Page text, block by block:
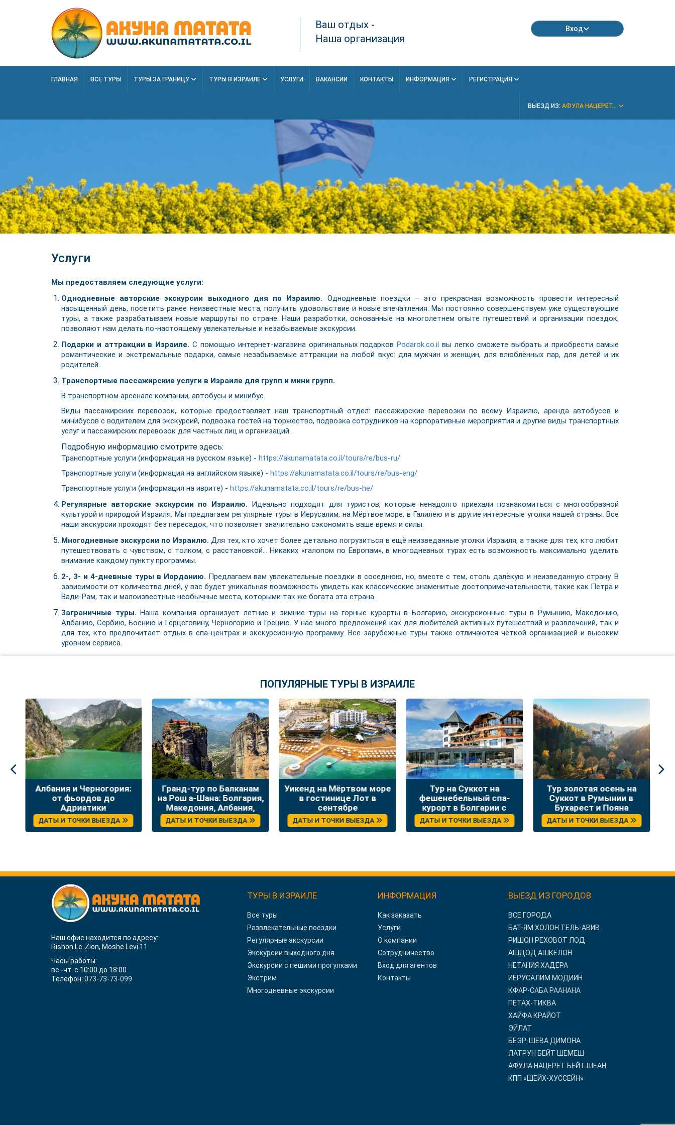
Ваш отдых -
Наша организация
Вход
ГЛАВНАЯ ВСЕ ТУРЫ ТУРЫ ЗА ГРАНИЦУ ТУРЫ В ИЗРАИЛЕ УСЛУГИ ВАКАНСИИ КОНТАКТЫ ИНФОРМАЦИЯ РЕГИСТРАЦИЯ
ВЫЕЗД ИЗ: АФУЛА НАЦЕРЕТ...
Услуги
Мы предоставляем следующие услуги:
Однодневные авторские экскурсии выходного дня по Израилю. Однодневные поездки – это прекрасная возможность провести интересный
насыщенный день, посетить ранее неизвестные места, получить удовольствие и новые впечатления. Мы постоянно совершенствуем уже существующие
туры, а также разрабатываем новые маршруты по стране. Наши разработки, основанные на многолетнем опыте путешествий и организации поездок,
позволяют нам делать по-настоящему увлекательные и незабываемые экскурсии.
Подарки и аттракции в Израиле. С помощью интернет-магазина оригинальных подарковPodarok.co.il вы легко сможете выбрать и приобрести самые
романтические и экстремальные подарки, самые незабываемые аттракции на любой вкус: для мужчин и женщин, для влюблённых пар, для детей и их
родителей.
Транспортные пассажирские услуги в Израиле для групп и мини групп.
В транспортном арсенале компании, автобусы и минибус.
Виды пассажирских перевозок, которые предоставляет наш транспортный отдел: пассажирские перевозки по всему Израилю, аренда автобусов и
минибусов с водителем для экскурсий, подвозка гостей на торжество, подвозка сотрудников на корпоративные мероприятия и другие виды транспортных
услуг и пассажирских перевозок для частных лиц и организаций.
Подробную информацию смотрите здесь:
Транспортные услуги (информация на русском языке) - https://akunamatata.co.il/tours/re/bus-ru/
Транспортные услуги (информация на английском языке) - https://akunamatata.co.il/tours/re/bus-eng/
Транспортные услуги (информация на иврите) - https://akunamatata.co.il/tours/re/bus-he/
Регулярные авторские экскурсии по Израилю. Идеально подходят для туристов, которые ненадолго приехали познакомиться с многообразной
культурой и природой Израиля. Мы предлагаем регулярные туры в Иерусалим, на Мёртвое море, в Галилею и в другие интересные уголки нашей страны. Все
наши экскурсии проходят без пересадок, что позволяет значительно сэкономить ваше время и силы.
Многодневные экскурсии по Израилю. Для тех, кто хочет более детально погрузиться в ещё неизведанные уголки Израиля, а также для тех, кто любит
путешествовать с чувством, с толком, с расстановкой… Никаких «галопом по Европам», в многодневных турах есть возможность максимально уделить
внимание каждому пункту программы.
2-, 3- и 4-дневные туры в Иорданию. Предлагаем вам увлекательные поездки в соседнюю, но, вместе с тем, столь далёкую и неизведанную страну. В
зависимости от количества дней, у вас будет уникальная возможность увидеть как классические знаменитые достопримечательности, такие как Петра и
Вади-Рам, так и малоизвестные необычные места, которыми так же богата эта страна.
Заграничные туры. Наша компания организует летние и зимние туры на горные курорты в Болгарию, экскурсионные туры в Румынию, Македонию,
Албанию, Сербию, Боснию и Герцеговину, Черногорию и Грецию. У нас много предложений как для любителей активных путешествий и развлечений, так и
для тех, кто предпочитает отдых в спа-центрах и экскурсионную программу. Все зарубежные туры также отличаются чёткой организацией и высоким
уровнем сервиса.
ПОПУЛЯРНЫЕ ТУРЫ В ИЗРАИЛЕ
Албания и Черногория:
от фьордов до
Адриатики
ДАТЫ И ТОЧКИ ВЫЕЗДА
Гранд-тур по Балканам
на Рош а-Шана: Болгария,
Македония, Албания,
Греция
ДАТЫ И ТОЧКИ ВЫЕЗДА
Уикенд на Мёртвом море
в гостинице Лот в
сентябре
ДАТЫ И ТОЧКИ ВЫЕЗДА
Тур на Суккот на
фешенебельный спа-
курорт в Болгарии с
отдыхом и экскурсиями
ДАТЫ И ТОЧКИ ВЫЕЗДА
Тур золотая осень на
Суккот в Румынии в
Бухарест и Пояна
Брашов
ДАТЫ И ТОЧКИ ВЫЕЗДА
Наш офис находится по адресу:
Rishon Le-Zion, Moshe Levi 11
Часы работы:
вс.-чт. с 10:00 до 18:00
Телефон: 073-73-73-099
ТУРЫ В ИЗРАИЛЕ
Все туры
Развлекательные поездки
Регулярные экскурсии
Экскурсии выходного дня
Экскурсии с пешими прогулками
Экстрим
Многодневные экскурсии
ИНФОРМАЦИЯ
Как заказать
Услуги
О компании
Сотрудничество
Вход для агентов
Контакты
ВЫЕЗД ИЗ ГОРОДОВ
ВСЕ ГОРОДА
БАТ-ЯМ ХОЛОН ТЕЛЬ-АВИВ
РИШОН РЕХОВОТ ЛОД
АШДОД АШКЕЛОН
НЕТАНИЯ ХАДЕРА
ИЕРУСАЛИМ МОДИИН
КФАР-САБА РААНАНА
ПЕТАХ-ТИКВА
ХАЙФА КРАЙОТ
ЭЙЛАТ
БЕЭР-ШЕВА ДИМОНА
ЛАТРУН БЕЙТ ШЕМЕШ
АФУЛА НАЦЕРЕТ БЕЙТ-ШЕАН
КПП «ШЕЙХ-ХУССЕЙН»